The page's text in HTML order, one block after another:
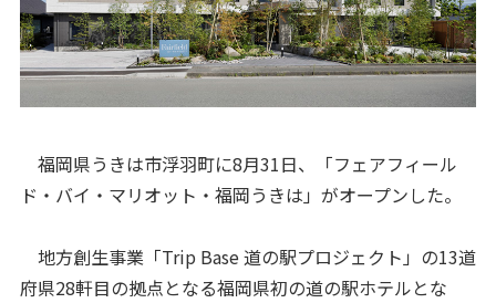
福岡県うきは市浮羽町に8月31日、「フェアフィール
ド・バイ・マリオット・福岡うきは」がオープンした。
地方創生事業「Trip Base 道の駅プロジェクト」の13道
府県28軒目の拠点となる福岡県初の道の駅ホテルとな